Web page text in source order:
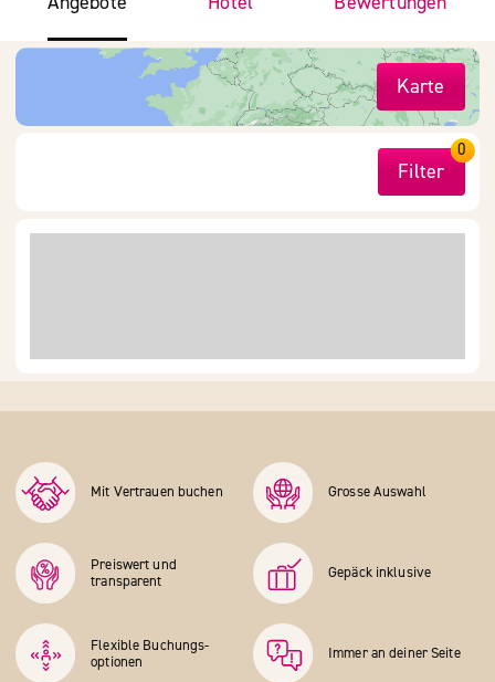
Karte
Filter
0
Mit Vertrauen buchen Grosse Auswahl
Preiswert und
transparent
Gepäck inklusive
Flexible Buchungs­
optionen
Immer an deiner Seite